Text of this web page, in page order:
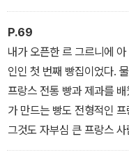
열. 그 모든 경험이 내 제과
있다. - 프랑스에서 제과 제
P.69
내가 오픈한 르 그르니에
인인 첫 번째 빵집이었다.
프랑스 전통 빵과 제과를
가 만드는 빵도 전형적인
그것도 자부심 큰 프랑스
9 파리의 첫 한국인 빵집